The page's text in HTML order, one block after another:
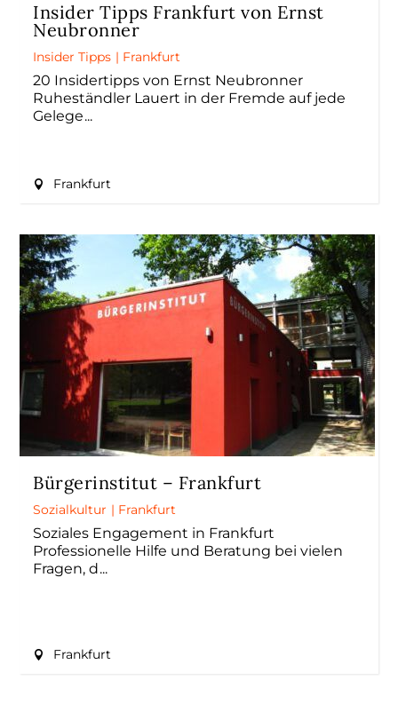
Insider Tipps Frankfurt von Ernst
Neubronner
Insider Tipps | Frankfurt
20 Insidertipps von Ernst Neubronner
Ruheständler Lauert in der Fremde auf jede
Gelege
Frankfurt
Bürgerinstitut – Frankfurt
Sozialkultur | Frankfurt
Soziales Engagement in Frankfurt
Professionelle Hilfe und Beratung bei vielen
Fragen, d
Frankfurt